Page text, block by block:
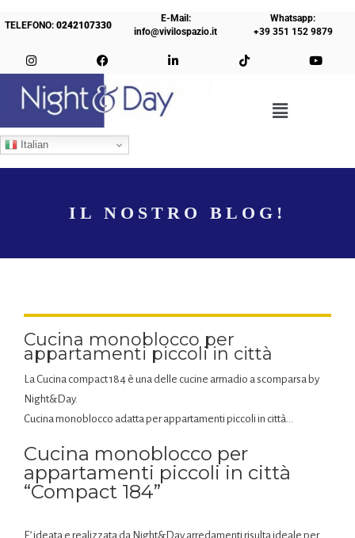
TELEFONO:0242107330
E-Mail:
info@vivilospazio.it
Whatsapp:
+39 351 152 9879
Italian
IL NOSTRO BLOG!
Cucina monoblocco per
appartamenti piccoli in città
La Cucina compact 184 è una delle cucine armadio a scomparsa by
Night&Day.
Cucina monoblocco adatta per appartamenti piccoli in città…
Cucina monoblocco per
appartamenti piccoli in città
“Compact 184”
E’ ideata e realizzata da Night&Day arredamenti risulta ideale per